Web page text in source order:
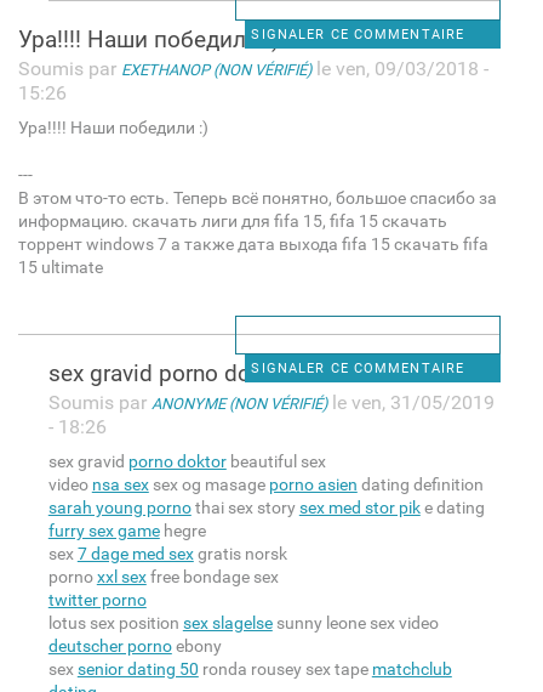
SIGNALER CE COMMENTAIRE
Ура!!!! Наши победили :)
Soumis par EXETHANOP (NON VÉRIFIÉ)le ven, 09/03/2018 -
15:26
Ура!!!! Наши победили :)
---
В этом что-то есть. Теперь всё понятно, большое спасибо за
информацию. скачать лиги для fifa 15, fifa 15 скачать
торрент windows 7 а также дата выхода fifa 15 скачать fifa
15 ultimate
SIGNALER CE COMMENTAIRE
sex gravid porno doktor
Soumis par ANONYME (NON VÉRIFIÉ)le ven, 31/05/2019
- 18:26
sex gravid porno doktorbeautiful sex
video nsa sexsex og masage porno asien dating definition
sarah young pornothai sex storysex med stor pike dating
furry sex gamehegre
sex7 dage med sexgratis norsk
pornoxxl sexfree bondage sex
twitter porno
lotus sex position sex slagelsesunny leone sex video
deutscher pornoebony
sexsenior dating 50 ronda rousey sex tape matchclub